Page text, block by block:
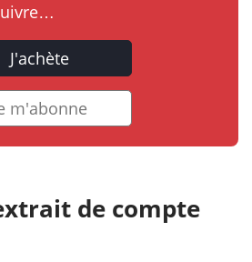
J'achète
m'abonne
de compte